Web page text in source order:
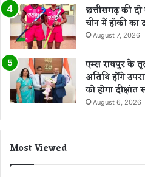
छत्तीसगढ़ की
चीन में हॉकी का
August 7, 2026
एम्स रायपुर के
अतिथि होंगे
को होगा दीक्षांत
August 6, 2026
Most Viewed